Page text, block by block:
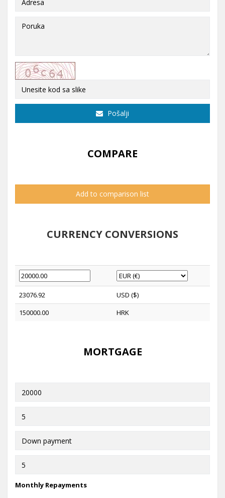
Pošalji
COMPARE
Add to comparison list
CURRENCY CONVERSIONS
23076.92
USD ($)
150000.00
HRK
MORTGAGE
Monthly Repayments